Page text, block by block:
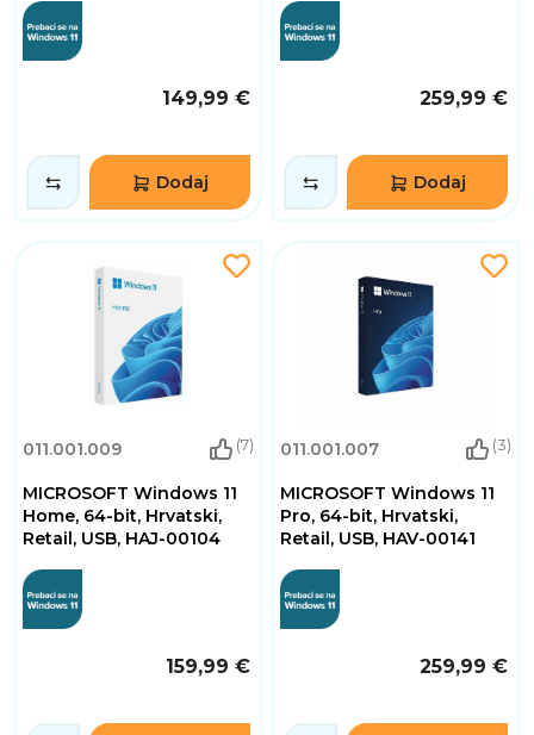
149,99 €
Dodaj
259,99 €
Dodaj
011.001.009 (7)
MICROSOFT Windows 11
Home, 64-bit, Hrvatski,
Retail, USB, HAJ-00104
159,99 €
011.001.007 (3)
MICROSOFT Windows 11
Pro, 64-bit, Hrvatski,
Retail, USB, HAV-00141
259,99 €